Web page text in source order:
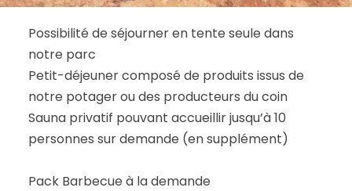
Possibilité de séjourner en tente seule dans
notre parc
Petit-déjeuner composé de produits issus de
notre potager ou des producteurs du coin
Sauna privatif pouvant accueillir jusqu’à 10
personnes sur demande (en supplément)
Pack Barbecue à la demande